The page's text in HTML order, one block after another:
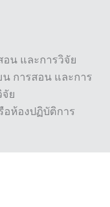
อน และการวิจัย
น การสอน และการ
จัย
อห้องปฏิบัติการ